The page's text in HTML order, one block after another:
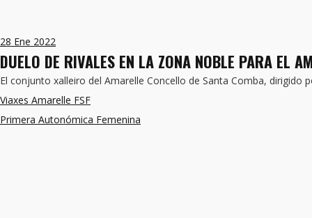
28 Ene 2022
DUELO DE RIVALES EN LA ZONA NOBLE PARA EL
El conjunto xalleiro del Amarelle Concello de Santa Comba,
Viaxes Amarelle FSF
Primera Autonómica Femenina